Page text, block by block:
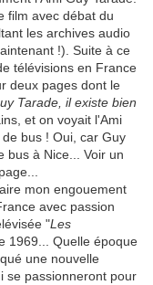
film avec débat du
les archives audio
!). Suite à ce
télévisions en France
deux pages dont le
Tarade, il existe bien
et on voyait l'Ami
bus ! Oui, car Guy
bus à Nice... Voir un
mon engouement
avec passion
"Les
1969... Quelle époque
une nouvelle
se passionneront pour